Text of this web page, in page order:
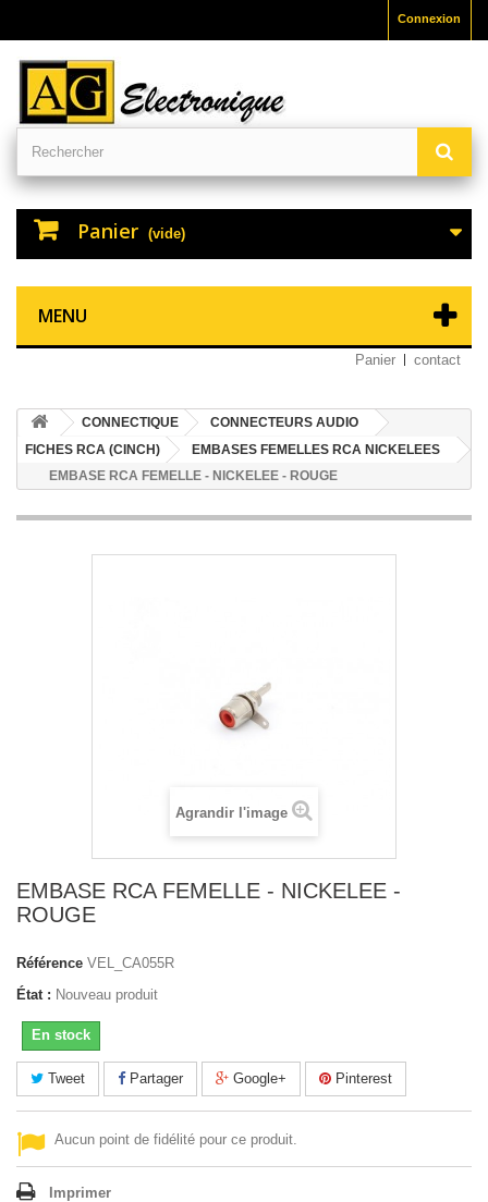
Connexion
Panier (vide)
MENU
Panier contact
CONNECTIQUE
CONNECTEURS AUDIO
FICHES RCA (CINCH)
EMBASES FEMELLES RCA NICKELEES
EMBASE RCA FEMELLE - NICKELEE - ROUGE
Agrandir l'image
EMBASE RCA FEMELLE - NICKELEE -
ROUGE
Référence VEL_CA055R
État : Nouveau produit
En stock
Tweet Partager Google+ Pinterest
Aucun point de fidélité pour ce produit.
Imprimer